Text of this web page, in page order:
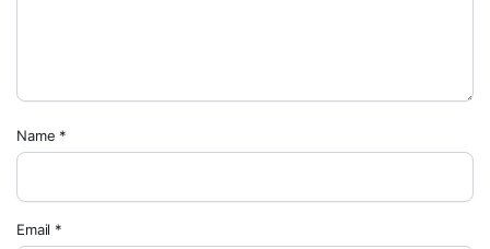
Name *
Email *